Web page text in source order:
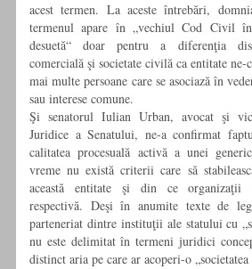
acest termen. La aceste întrebări,
termenul apare în „vechiul Cod Civil
desuetă“ doar pentru a diferenţia
comercială şi societate civilă ca entitate
mai multe persoane care se asociază în
sau interese comune.
Şi senatorul Iulian Urban, avocat şi
Juridice a Senatului, ne-a confirmat
calitatea procesuală activă a unei
vreme nu există criterii care să
această entitate şi din ce organizaţii
respectivă. Deşi în anumite texte de
parteneriat dintre instituţii ale statului cu
nu este delimitat în termeni juridici
distinct aria pe care ar acoperi-o